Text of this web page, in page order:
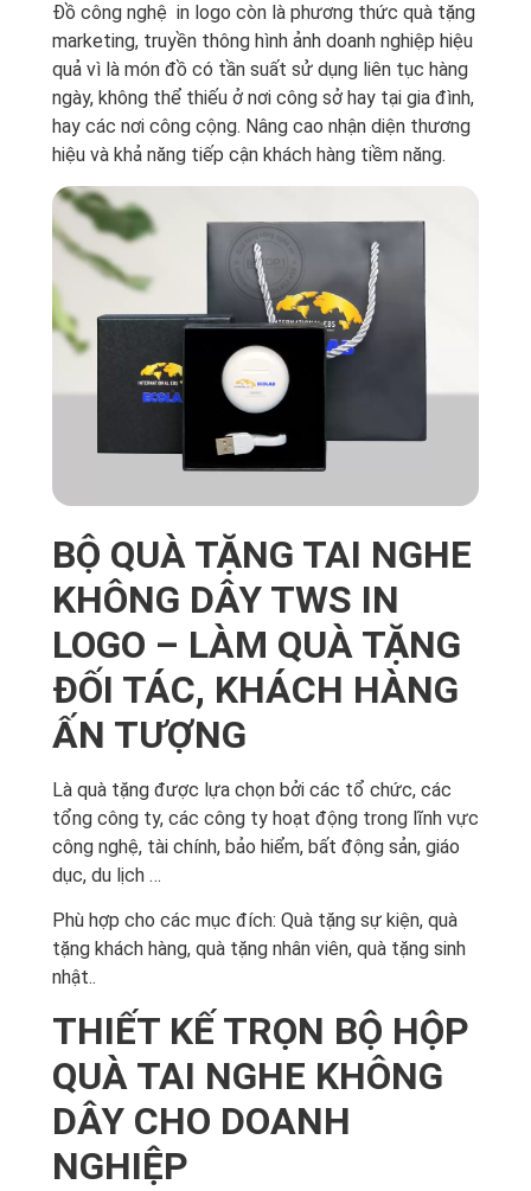
Đồ công nghệ in logo còn là phương thức quà tặng
marketing, truyền thông hình ảnh doanh nghiệp hiệu
quả vì là món đồ có tần suất sử dụng liên tục hàng
ngày, không thể thiếu ở nơi công sở hay tại gia đình,
hay các nơi công cộng. Nâng cao nhận diện thương
hiệu và khả năng tiếp cận khách hàng tiềm năng.
BỘ QUÀ TẶNG TAI NGHE
KHÔNG DÂY TWS IN
LOGO – LÀM QUÀ TẶNG
ĐỐI TÁC, KHÁCH HÀNG
ẤN TƯỢNG
Là quà tặng được lựa chọn bởi các tổ chức, các
tổng công ty, các công ty hoạt động trong lĩnh vực
công nghệ, tài chính, bảo hiểm, bất động sản, giáo
dục, du lịch …
Phù hợp cho các mục đích: Quà tặng sự kiện, quà
tặng khách hàng, quà tặng nhân viên, quà tặng sinh
nhật..
THIẾT KẾ TRỌN BỘ HỘP
QUÀ TAI NGHE KHÔNG
DÂY CHO DOANH
NGHIỆP